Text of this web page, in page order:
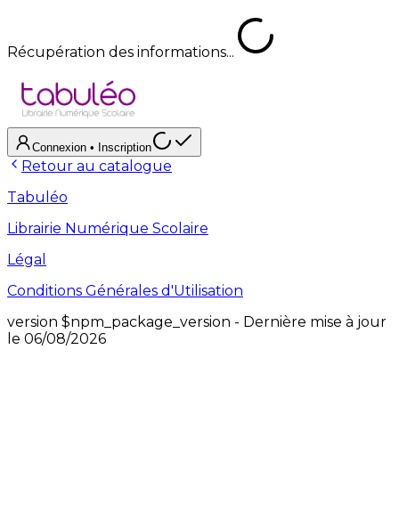
Récupération des informations...
Connexion • Inscription
Retour au catalogue
Tabuléo
Librairie Numérique Scolaire
Légal
Conditions Générales d'Utilisation
version $npm_package_version - Dernière mise à jour
le 06/08/2026